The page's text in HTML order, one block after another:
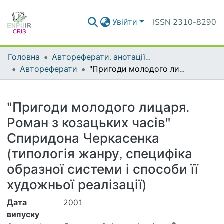
Увійти ISSN 2310-8290
Головна
Автореферати, анотації до дисертацій та дисертації
Автореферати
"Пригоди молодого лицаря. Роман з козацьких часів" Спиридона Черкасенка (типологія жанру, специфіка образної системи і способи її художньої реалізації)
"Пригоди молодого лицаря.
Роман з козацьких часів"
Спиридона Черкасенка
(типологія жанру, специфіка
образної системи і способи її
художньої реалізації)
Дата
випуску
2001